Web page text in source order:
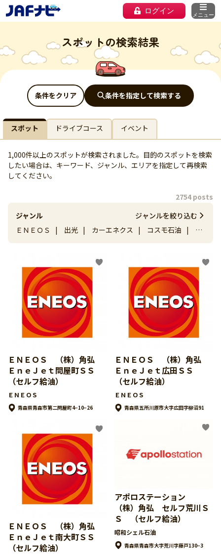
ログイン メニュー
スポットの検索結果
条件をクリア 条件を指定して検索する
スポット ドライブコース イベント
1,000件以上のスポットが検索されました。目的のスポットを検索
したい場合は、キーワード、ジャンル、エリアを指定して再検索
してください。
ジャンル
ＥＮＥＯＳ
| 出光 | カーエネクス | コスモ石油 |
昭
ジャンルを絞り込む
2754 posts
ＥＮＥＯＳ （株）角弘
ＥｎｅＪｅｔ問屋町ＳＳ
（セルフ給油）
ＥＮＥＯＳ
青森県青森市第二問屋町4−10−26
ＥＮＥＯＳ （株）角弘
ＥｎｅＪｅｔ広田ＳＳ
（セルフ給油）
ＥＮＥＯＳ
青森県五所川原市大字広田字柳沼91
ＥＮＥＯＳ （株）角弘
ＥｎｅＪｅｔ南大町ＳＳ
（セルフ給油）
アポロステーション
（株）角弘 セルフ荒川Ｓ
Ｓ （セルフ給油）
昭和シェル石油
青森県青森市大字荒川字藤戸130−3